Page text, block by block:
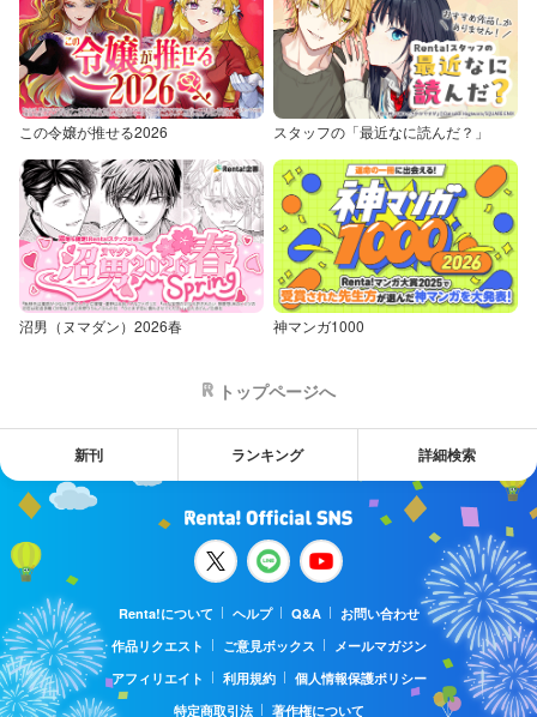
この令嬢が推せる2026 スタッフの「最近なに読んだ？」
沼男（ヌマダン）2026春 神マンガ1000
トップページへ
新刊 ランキング 詳細検索
Renta!について ヘルプ Q&A
お問い合わせ
作品リクエスト
ご意見ボックス
メールマガジン
アフィリエイト
利用規約
個人情報保護ポリシー
特定商取引法
著作権について